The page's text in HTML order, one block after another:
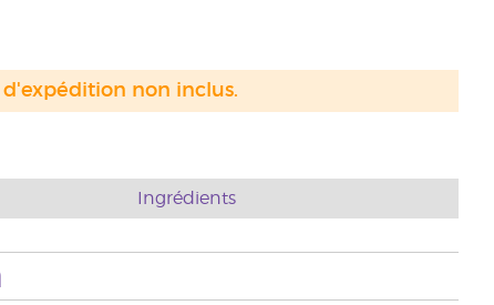
d'expédition non inclus.
Ingrédients